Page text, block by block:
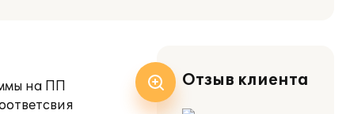
на ПП
Отзыв клиента